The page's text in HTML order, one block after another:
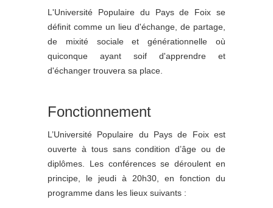
L'Université Populaire du Pays de Foix se
définit comme un lieu d'échange, de partage,
de mixité sociale et générationnelle où
quiconque ayant soif d'apprendre et
d'échanger trouvera sa place.
Fonctionnement
L’Université Populaire du Pays de Foix est
ouverte à tous sans condition d’âge ou de
diplômes. Les conférences se déroulent en
principe, le jeudi à 20h30, en fonction du
programme dans les lieux suivants :